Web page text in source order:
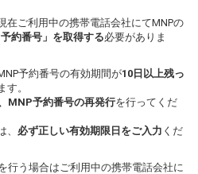
在ご利用中の携帯電話会社にてMNPの
予約番号」を取得する必要がありま
予約番号の有効期間が10日以上残っ
す。
MNP予約番号の再発行を行ってくだ
、 必ず正しい有効期限日をご入力 くだ
行う場合はご利用中の携帯電話会社に